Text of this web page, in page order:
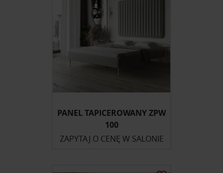
PANEL TAPICEROWANY ZPW
100
ZAPYTAJ O CENĘ W SALONIE